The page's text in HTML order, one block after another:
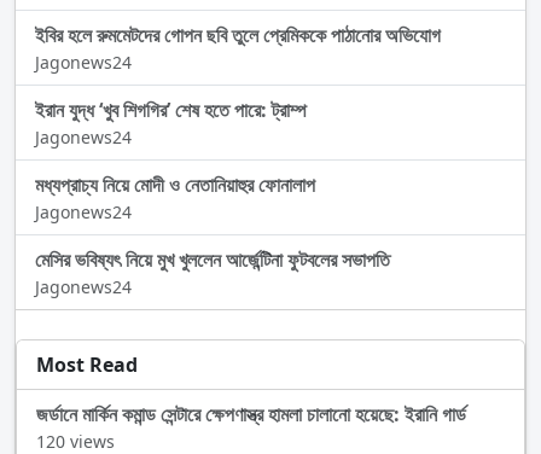
ইবির হলে রুমমেটদের গোপন ছবি তুলে প্রেমিককে পাঠানোর অভিযোগ
Jagonews24
ইরান যুদ্ধ ‘খুব শিগগির’ শেষ হতে পারে: ট্রাম্প
Jagonews24
মধ্যপ্রাচ্য নিয়ে মোদী ও নেতানিয়াহুর ফোনালাপ
Jagonews24
মেসির ভবিষ্যৎ নিয়ে মুখ খুললেন আর্জেন্টিনা ফুটবলের সভাপতি
Jagonews24
Most Read
জর্ডানে মার্কিন কমান্ড সেন্টারে ক্ষেপণাস্ত্র হামলা চালানো হয়েছে: ইরানি গার্ড
120 views